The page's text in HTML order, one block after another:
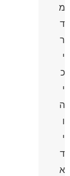
מ
ד
ר
י
כ
י
ה
ו
י
ד
א